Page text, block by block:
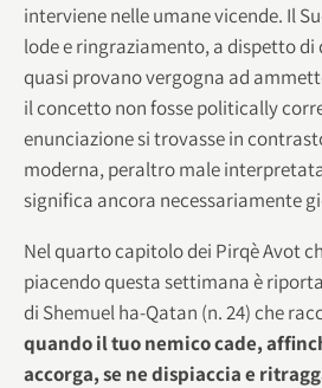
interviene nelle umane vicende. Il
lode e ringraziamento, a dispetto di
quasi provano vergogna ad
il concetto non fosse politically
enunciazione si trovasse in
moderna, peraltro male
significa ancora necessariamente
Nel quarto capitolo dei Pirqè Avot
piacendo questa settimana è
di Shemuel ha-Qatan (n. 24) che
quando il tuo nemico cade,
accorga, se ne dispiaccia e